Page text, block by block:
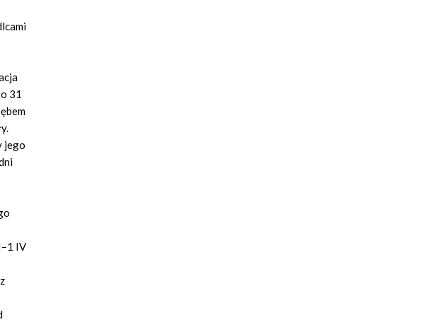
31
jego
IV